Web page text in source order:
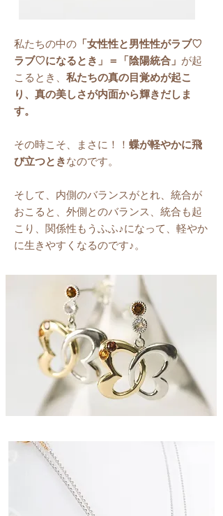
私たちの中の 「女性性と男性性がラブ♡
ラブ♡になるとき」＝「陰陽統合」 が起
こるとき、 私たちの真の目覚めが起こ
り、真の美しさが内面から輝きだしま
す。
その時こそ、まさに！！ 蝶が軽やかに飛
び立つときなのです。
そして、内側のバランスがとれ、統合が
おこると、外側とのバランス、統合も起
こり、関係性もうふふ♪になって、軽やか
に生きやすくなるのです♪。